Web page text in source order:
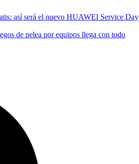
así será el nuevo HUAWEI Service Day
de pelea por equipos llega con todo